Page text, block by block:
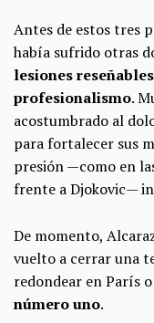
Antes de estos tres
había sufrido otras
lesiones
profesionalismo.
acostumbrado al
para fortalecer sus
presión —como en
frente a Djokovic—
De momento,
vuelto a cerrar una
redondear en París
número uno.